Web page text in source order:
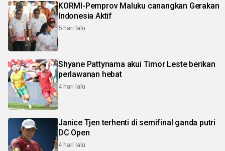
KORMI-Pemprov Maluku canangkan Gerakan
Indonesia Aktif
5 hari lalu
Shyane Pattynama akui Timor Leste berikan
perlawanan hebat
4 hari lalu
Janice Tjen terhenti di semifinal ganda putri
DC Open
4 hari lalu